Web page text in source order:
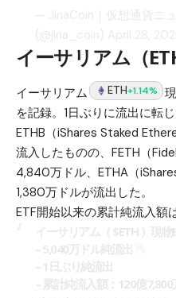
イーサリアム（
イーサリアム ETH+1.14%
を記録。1日ぶりに流出に転じ
ETHB（iShares Staked
流入したものの、FETH（
4,840万ドル、ETHA（
1,380万ドルが流出した。
ETF開始以来の累計純流入額